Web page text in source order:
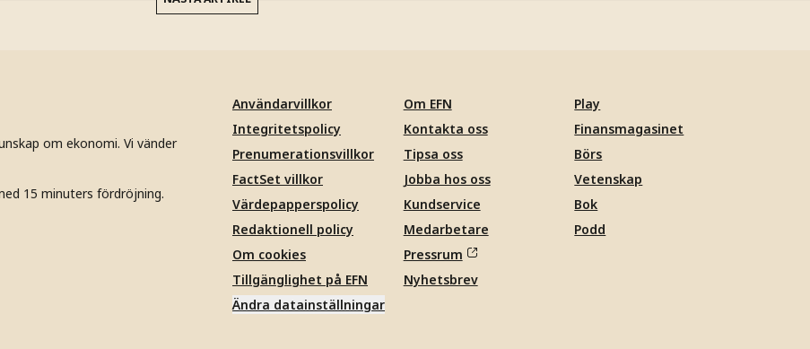
om ekonomi. Vi vänder
15 minuters fördröjning.
Användarvillkor
Integritetspolicy
Prenumerationsvillkor
FactSet villkor
Värdepapperspolicy
Redaktionell policy
Om cookies
Tillgänglighet på EFN
Ändra datainställningar
Om EFN
Kontakta oss
Tipsa oss
Jobba hos oss
Kundservice
Medarbetare
Pressrum
Nyhetsbrev
Play
Finansmagasinet
Börs
Vetenskap
Bok
Podd